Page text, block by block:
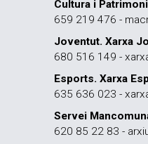
Cultura i
659 219 476 -
Joventut. Xarxa
680 516 149 -
Esports. Xarxa
635 636 023 -
Servei
620 85 22 83 -